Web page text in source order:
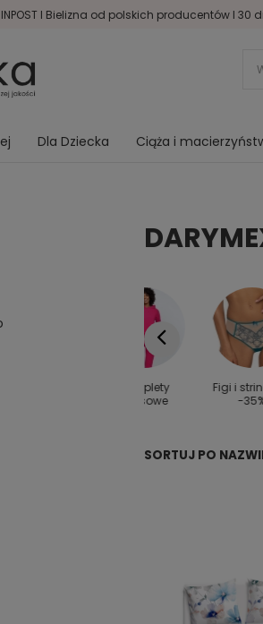
I Bielizna od polskich producentów I 30
Dla Dziecka Ciąża i
Komplety
dresowe
Figi i
-
SORTUJ PO